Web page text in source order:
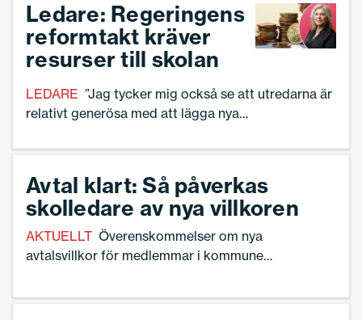
Ledare: Regeringens
reformtakt kräver
resurser till skolan
LEDARE ”Jag tycker mig också se att utredarna är
relativt generösa med att lägga nya
Gavelin Rydman, förbundsordförande Sveriges
Avtal klart: Så påverkas
skolledare av nya villkoren
AKTUELLT Överenskommelser om nya
avtalsvillkor för medlemmar i kommuner